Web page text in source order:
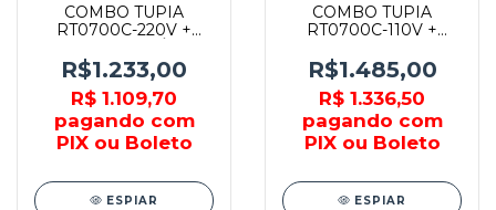
COMBO TUPIA
RT0700C-220V +
MAKITA
R$1.233,00
R$ 1.109,70
pagando com
PIX ou Boleto
ESPIAR
COMBO TUPIA
RT0700C-110V +
- MAKITA
R$1.485,00
R$ 1.336,50
pagando com
PIX ou Boleto
ESPIAR